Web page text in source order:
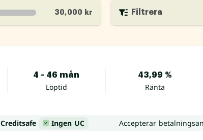
30,000 kr Filtrera
4 - 46 mån
Löptid
43,99 %
Ränta
Creditsafe Ingen UC Accepterar